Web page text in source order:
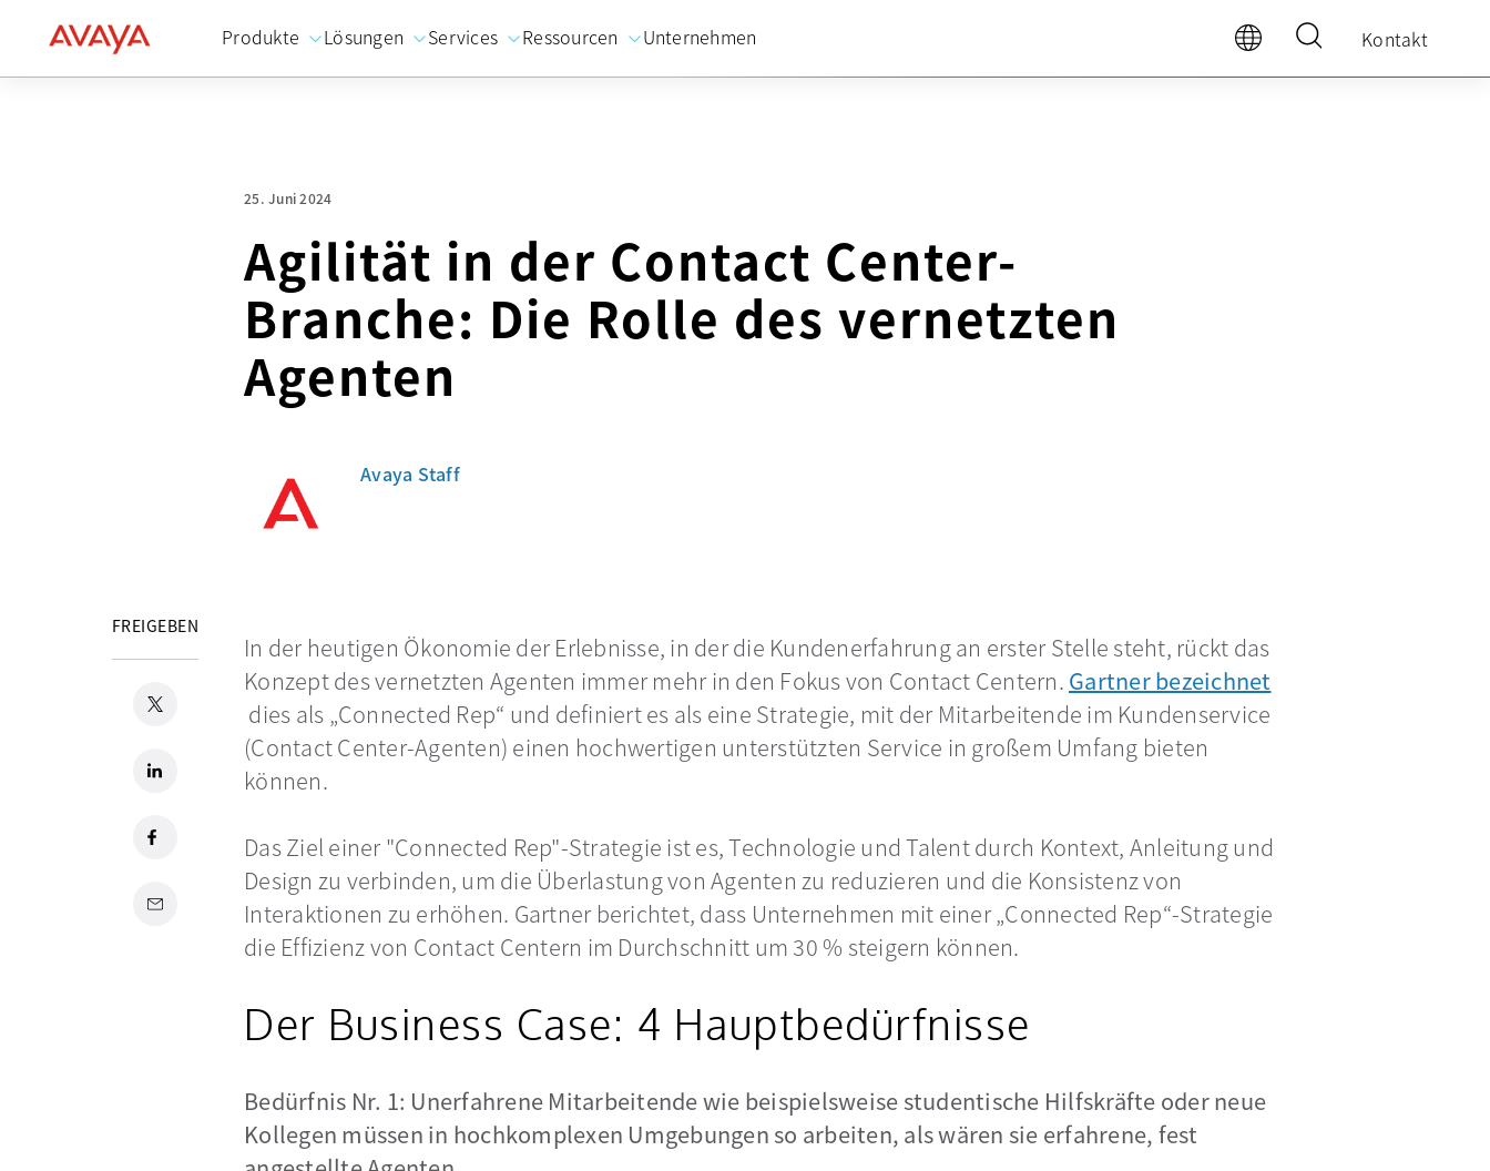
Produkte Lösungen Services Ressourcen Unternehmen Kontakt
25. Juni 2024
Agilität in der Contact Center-
Branche: Die Rolle des vernetzten
Agenten
Avaya Staff
FREIGEBEN
wird in einer neuen Registerkarte geöffnet
LinkedIn
wird in einer neuen Registerkarte geöffnet
Facebook
wird in einer neuen Registerkarte geöffnet
Email
In der heutigen Ökonomie der Erlebnisse, in der die Kundenerfahrung an erster Stelle steht, rückt das
Konzept des vernetzten Agenten immer mehr in den Fokus von Contact Centern. Gartner bezeichnet
wird in einer neuen Registerkarte geöffnet
dies als „Connected Rep“ und definiert es als eine Strategie, mit der Mitarbeitende im Kundenservice
(Contact Center-Agenten) einen hochwertigen unterstützten Service in großem Umfang bieten
können.
Das Ziel einer "Connected Rep"-Strategie ist es, Technologie und Talent durch Kontext, Anleitung und
Design zu verbinden, um die Überlastung von Agenten zu reduzieren und die Konsistenz von
Interaktionen zu erhöhen. Gartner berichtet, dass Unternehmen mit einer „Connected Rep“-Strategie
die Effizienz von Contact Centern im Durchschnitt um 30 % steigern können.
Der Business Case: 4 Hauptbedürfnisse
Bedürfnis Nr. 1: Unerfahrene Mitarbeitende wie beispielsweise studentische Hilfskräfte oder neue
Kollegen müssen in hochkomplexen Umgebungen so arbeiten, als wären sie erfahrene, fest